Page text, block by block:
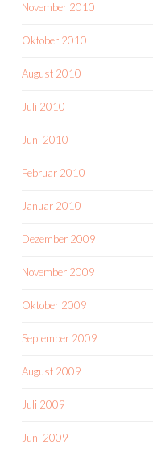
November 2010
Oktober 2010
August 2010
Juli 2010
Juni 2010
Februar 2010
Januar 2010
Dezember 2009
November 2009
Oktober 2009
September 2009
August 2009
Juli 2009
Juni 2009